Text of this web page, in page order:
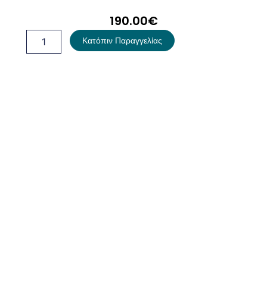
190.00€
Βάπτισης
Κατόπιν Παραγγελίας